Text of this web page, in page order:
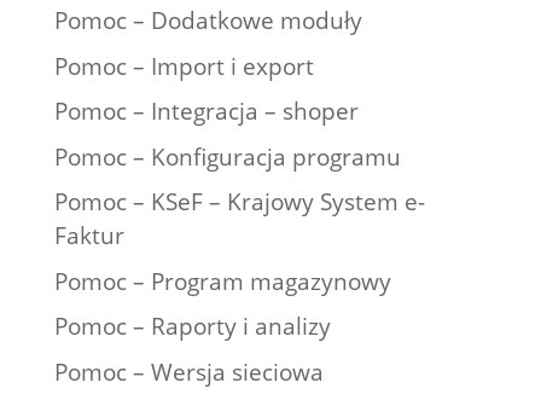
Pomoc – Dodatkowe moduły
Pomoc – Import i export
Pomoc – Integracja – shoper
Pomoc – Konfiguracja programu
Pomoc – KSeF – Krajowy System e-
Faktur
Pomoc – Program magazynowy
Pomoc – Raporty i analizy
Pomoc – Wersja sieciowa